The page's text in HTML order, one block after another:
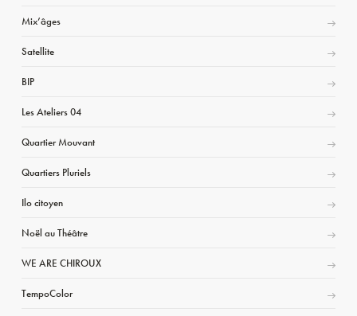
Mix’âges
Satellite
BIP
Les Ateliers 04
Quartier Mouvant
Quartiers Pluriels
Ilo citoyen
Noël au Théâtre
WE ARE CHIROUX
TempoColor